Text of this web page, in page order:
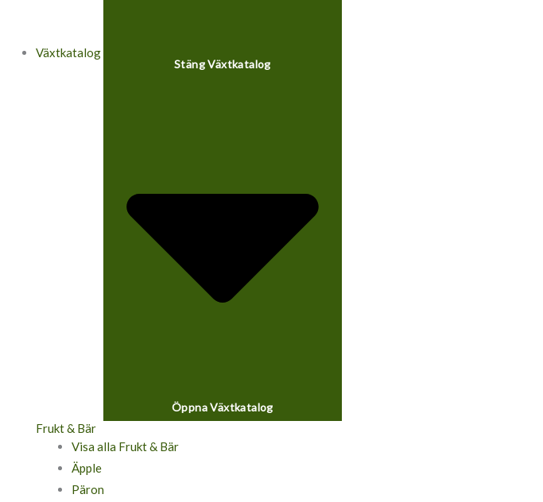
Växtkatalog
Stäng Växtkatalog
Öppna Växtkatalog
Frukt & Bär
Visa alla Frukt & Bär
Äpple
Päron